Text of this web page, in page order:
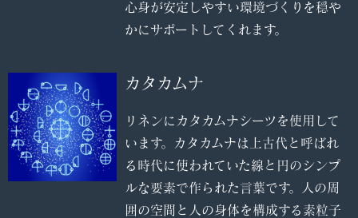
心身が安定しやすい環境づくりを穏や
かにサポートしてくれます。
カタカムナ
リネンにカタカムナシーツを使用して
います。カタカムナは上古代と呼ばれ
る時代に使われていた線と円のシンプ
ルな要素で作られた言葉です。人の周
囲の空間と人の身体を構成する素粒子